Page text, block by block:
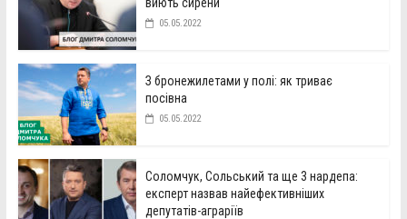
05.05.2022
З бронежилетами у полі: як триває
посівна
05.05.2022
Соломчук, Сольський та ще 3 нардепа:
експерт назвав найефективніших
депутатів-аграріїв